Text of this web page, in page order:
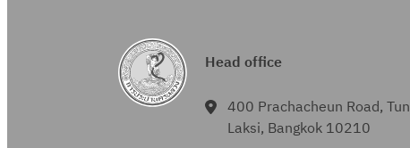
Head office
400 Prachacheun Road,
Laksi, Bangkok 10210